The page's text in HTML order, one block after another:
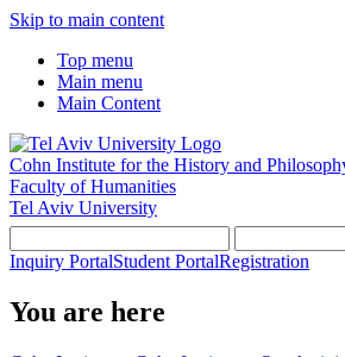
Skip to main content
Top menu
Main menu
Main Content
Cohn Institute for the History and
Faculty of Humanities
Tel Aviv University
Inquiry PortalStudent PortalRegistration
You are here